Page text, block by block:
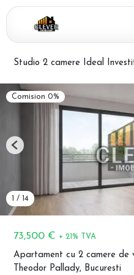
Studio 2 camere Ideal
73,500 € + 21% TVA
Apartament cu 2 camere de
Theodor Pallady, Bucuresti
Comision 0%
1 / 14
Previous